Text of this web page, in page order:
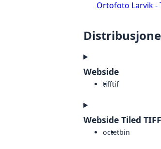
Ortofoto Larvik -
Webside
tifftif
Webside Tiled TIFF
octetbin